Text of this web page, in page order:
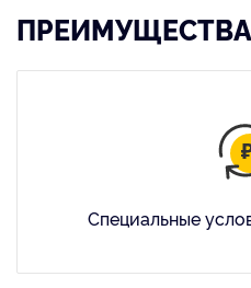
ПРЕИМУЩЕСТВА
Специальные